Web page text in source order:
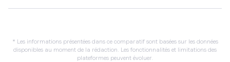
* Les informations présentées dans ce comparatif sont basées sur les données
disponibles au moment de la rédaction. Les fonctionnalités et limitations des
plateformes peuvent évoluer.